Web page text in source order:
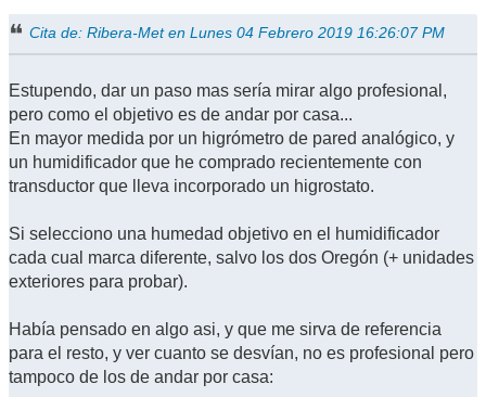
Cita de: Ribera-Met en Lunes 04 Febrero 2019 16:26:07 PM
Estupendo, dar un paso mas sería mirar algo profesional,
pero como el objetivo es de andar por casa...
En mayor medida por un higrómetro de pared analógico, y
un humidificador que he comprado recientemente con
transductor que lleva incorporado un higrostato.
Si selecciono una humedad objetivo en el humidificador
cada cual marca diferente, salvo los dos Oregón (+ unidades
exteriores para probar).
Había pensado en algo asi, y que me sirva de referencia
para el resto, y ver cuanto se desvían, no es profesional pero
tampoco de los de andar por casa: